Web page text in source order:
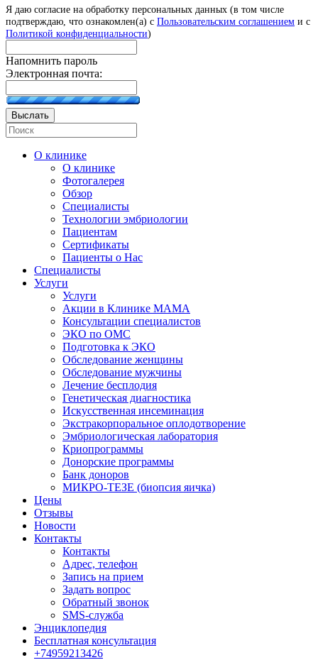
Я даю согласие на обработку персональных данных (в том числе
подтверждаю, что ознакомлен(а) с Пользовательским соглашением и с
Политикой конфиденциальности)
Напомнить пароль
Электронная почта:
Выслать
О клинике
О клинике
Фотогалерея
Обзор
Специалисты
Технологии эмбриологии
Пациентам
Сертификаты
Пациенты о Нас
Специалисты
Услуги
Услуги
Акции в Клинике МАМА
Консультации специалистов
ЭКО по ОМС
Подготовка к ЭКО
Обследование женщины
Обследование мужчины
Лечение бесплодия
Генетическая диагностика
Искусственная инсеминация
Экстракорпоральное оплодотворение
Эмбриологическая лаборатория
Криопрограммы
Донорские программы
Банк доноров
МИКРО-ТЕЗЕ (биопсия яичка)
Цены
Отзывы
Новости
Контакты
Контакты
Адрес, телефон
Запись на прием
Задать вопрос
Обратный звонок
SMS-служба
Энциклопедия
Бесплатная консультация
+74959213426